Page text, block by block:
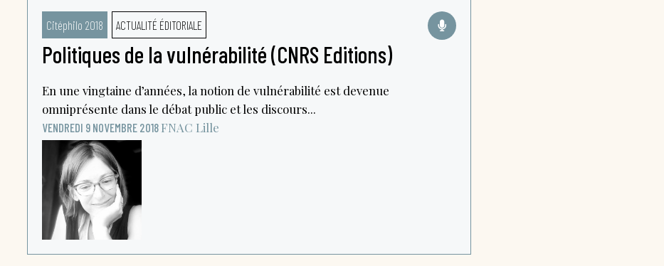
Citéphilo 2018 ACTUALITÉ ÉDITORIALE
Politiques de la vulnérabilité (CNRS Editions)
En une vingtaine d’années, la notion de vulnérabilité est devenue
omniprésente dans le débat public et les discours...
VENDREDI 9 NOVEMBRE 2018 FNAC Lille